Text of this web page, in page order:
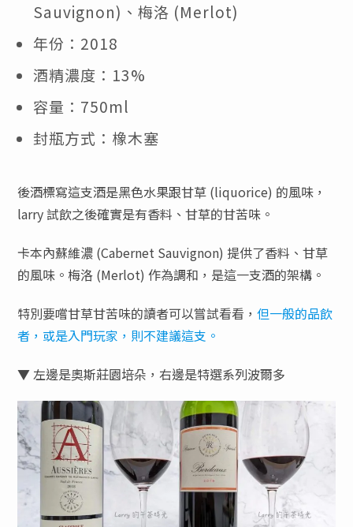
Sauvignon)、梅洛 (Merlot)
年份：2018
酒精濃度：13%
容量：750ml
封瓶方式：橡木塞
後酒標寫這支酒是黑色水果跟甘草 (liquorice) 的風味，
larry 試飲之後確實是有香料、甘草的甘苦味。
卡本內蘇維濃 (Cabernet Sauvignon) 提供了香料、甘草
的風味。梅洛 (Merlot) 作為調和，是這一支酒的架構。
特別要嚐甘草甘苦味的讀者可以嘗試看看， 但一般的品飲
者，或是入門玩家，則不建議這支。
▼ 左邊是奧斯莊園培朵，右邊是特選系列波爾多